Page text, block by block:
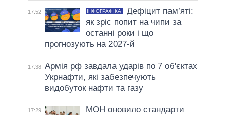
17:52 ІНФОГРАФІКА
Дефіцит пам’яті:
як зріс попит на чипи за
останні роки і що
прогнозують на 2027-й
17:38 Армія рф завдала ударів по 7 об'єктах
Укрнафти, які забезпечують
видобуток нафти та газу
17:29
МОН оновило стандарти